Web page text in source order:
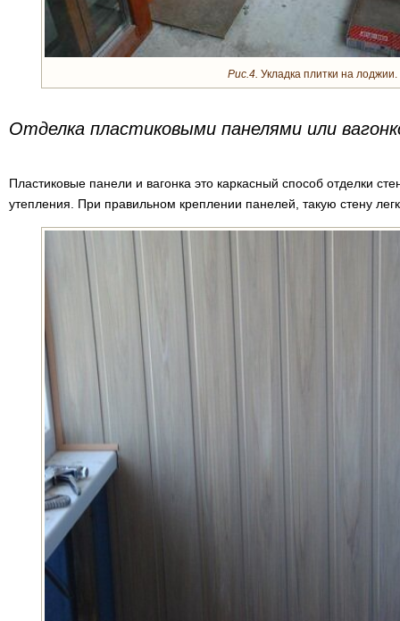
Рис.4. Укладка плитки на лоджии.
Отделка пластиковыми панелями или
Пластиковые панели и вагонка это каркасный способ отделки
утепления. При правильном креплении панелей, такую стену